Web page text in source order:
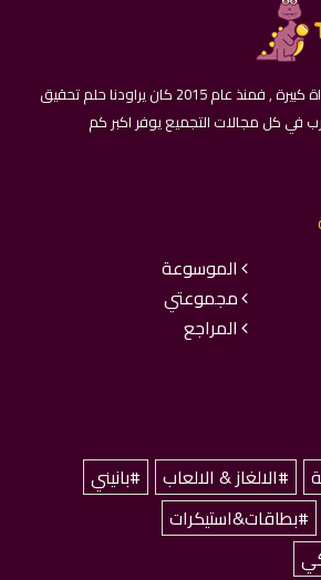
كانت دومًا احلامنا للهواة كبيرة , فمنذ عام 2015 كان يراودنا حلم تحقيق
في كل مجالات التجميع يوفر اكبر كم
الموسوعة
مجموعتي
المراجع
#الالغاز & الالعاب
#بانيني
#بطاقات&استيكرات